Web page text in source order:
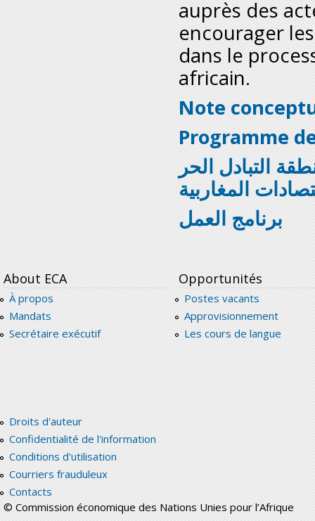
auprès des
encourager
dans le
africain.
Note
Programme
التبادل الحر
المغاربية
برنامج العمل
About ECA
À propos
Mandats
Secrétaire exécutif
Opportunités
Postes vacants
Approvisionnement
Les cours de langue
Droits d'auteur
Confidentialité de l'information
Conditions d'utilisation
Courriers frauduleux
Contacts
© Commission économique des Nations Unies pour l’Afrique